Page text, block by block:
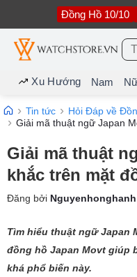
nội
dung
Đồng Hồ 10/10
Xu Hướng Nam
Tin tức
Hỏi Đáp về
Giải mã thuật ngữ Japan
Giải mã thuật
khắc trên mặt
Đăng bởi Nguyenhonghanh
Tìm hiểu thuật ngữ Japan
đồng hồ Japan Movt giúp
khá phổ biến này.